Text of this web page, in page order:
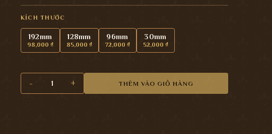
KÍCH THƯỚC
192mm
98,000 ₫
128mm
85,000 ₫
96mm
72,000 ₫
30mm
52,000 ₫
Tay Nắm Tủ Eader Crom F6302 số lượng
THÊM VÀO GIỎ HÀNG